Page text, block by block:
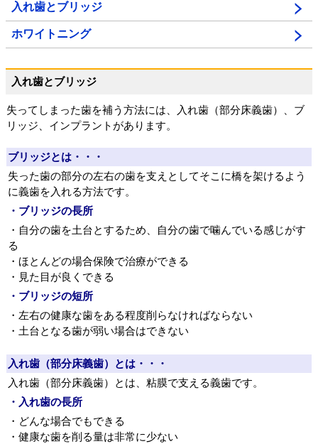
入れ歯とブリッジ
ホワイトニング
入れ歯とブリッジ
失ってしまった歯を補う方法には、入れ歯（部分床義歯）、ブ
リッジ、インプラントがあります。
ブリッジとは・・・
失った歯の部分の左右の歯を支えとしてそこに橋を架けるよう
に義歯を入れる方法です。
・ブリッジの長所
・自分の歯を土台とするため、自分の歯で噛んでいる感じがす
る
・ほとんどの場合保険で治療ができる
・見た目が良くできる
・ブリッジの短所
・左右の健康な歯をある程度削らなければならない
・土台となる歯が弱い場合はできない
入れ歯（部分床義歯）とは・・・
入れ歯（部分床義歯）とは、粘膜で支える義歯です。
・入れ歯の長所
・どんな場合でもできる
・健康な歯を削る量は非常に少ない